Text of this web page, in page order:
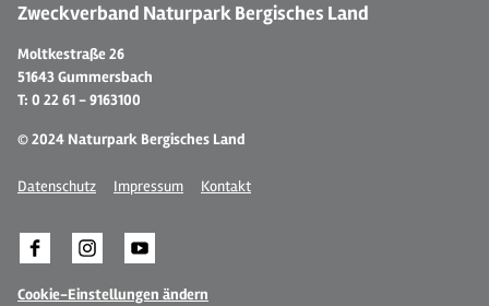
Zweckverband Naturpark Bergisches Land
Moltkestraße 26
51643 Gummersbach
T: 0 22 61 - 9163100
© 2024 Naturpark Bergisches Land
Datenschutz Impressum Kontakt
Cookie-Einstellungen ändern